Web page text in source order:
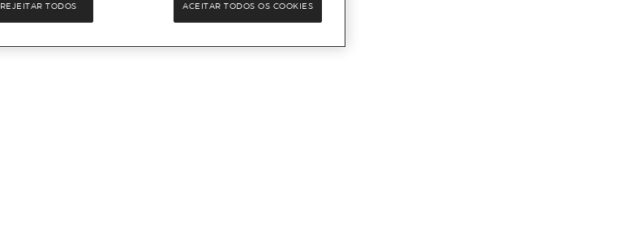
REJEITAR TODOS ACEITAR TODOS OS COOKIES